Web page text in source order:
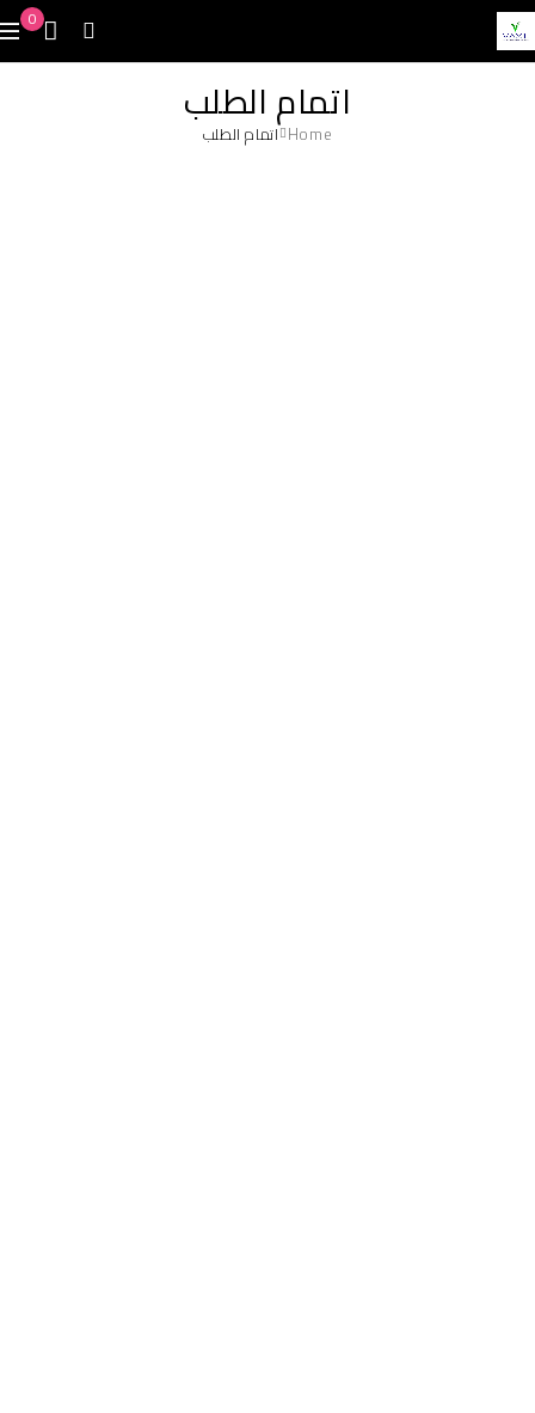
0
اتمام الطلب
Home اتمام الطلب